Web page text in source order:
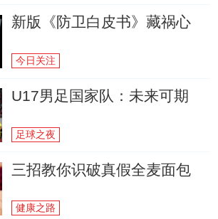
新版《防卫白皮书》藏祸心
今日关注
U17男足国家队：未来可期
足球之夜
三招教你识破真假全麦面包
健康之路